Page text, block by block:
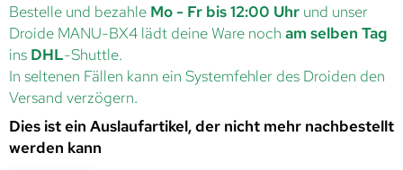
Bestelle und bezahle Mo - Fr bis 12:00 Uhr und unser
Droide MANU-BX4 lädt deine Ware noch am selben Tag
ins DHL-Shuttle.
In seltenen Fällen kann ein Systemfehler des Droiden den
Versand verzögern.
Dies ist ein Auslaufartikel, der nicht mehr nachbestellt
werden kann